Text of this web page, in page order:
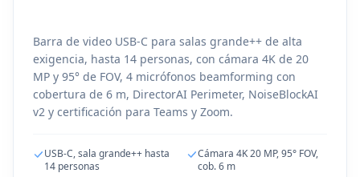
Barra de video USB-C para salas grande++ de alta
exigencia, hasta 14 personas, con cámara 4K de 20
MP y 95° de FOV, 4 micrófonos beamforming con
cobertura de 6 m, DirectorAI Perimeter, NoiseBlockAI
v2 y certificación para Teams y Zoom.
USB-C, sala grande++ hasta
14 personas
Cámara 4K 20 MP, 95° FOV,
cob. 6 m